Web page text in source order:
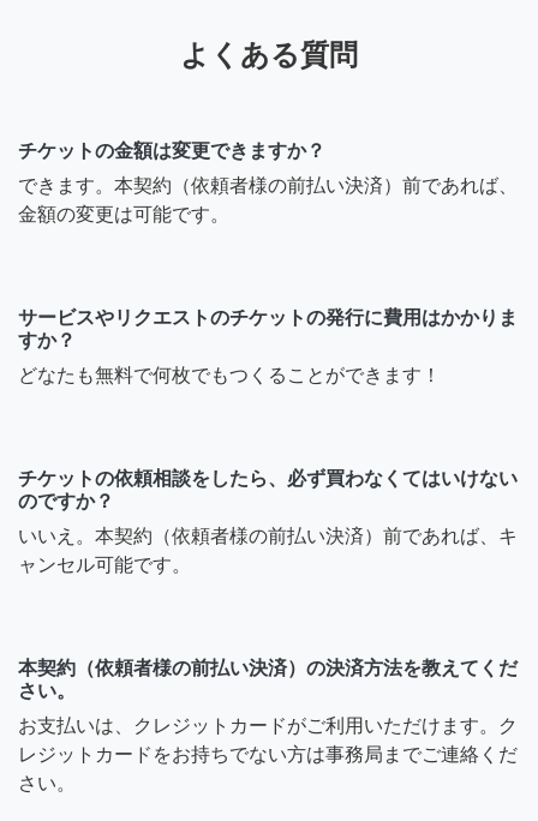
よくある質問
チケットの金額は変更できますか？
できます。本契約（依頼者様の前払い決済）前であれば、
金額の変更は可能です。
サービスやリクエストのチケットの発行に費用はかかりま
すか？
どなたも無料で何枚でもつくることができます！
チケットの依頼相談をしたら、必ず買わなくてはいけない
のですか？
いいえ。本契約（依頼者様の前払い決済）前であれば、キ
ャンセル可能です。
本契約（依頼者様の前払い決済）の決済方法を教えてくだ
さい。
お支払いは、クレジットカードがご利用いただけます。ク
レジットカードをお持ちでない方は事務局までご連絡くだ
さい。